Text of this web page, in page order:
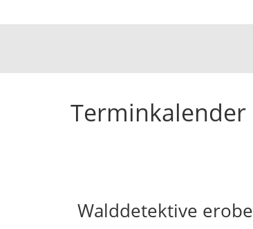
Terminkalender
Walddetektive